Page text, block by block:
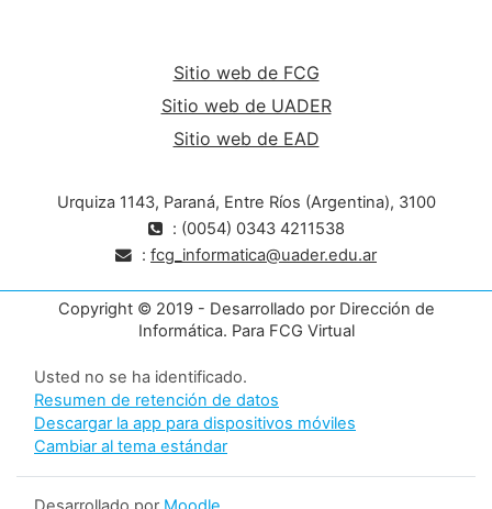
Sitio web de FCG
Sitio web de UADER
Sitio web de EAD
Urquiza 1143, Paraná, Entre Ríos (Argentina), 3100
: (0054) 0343 4211538
: fcg_informatica@uader.edu.ar
Copyright © 2019 - Desarrollado por Dirección de
Informática. Para FCG Virtual
Usted no se ha identificado.
Resumen de retención de datos
Descargar la app para dispositivos móviles
Cambiar al tema estándar